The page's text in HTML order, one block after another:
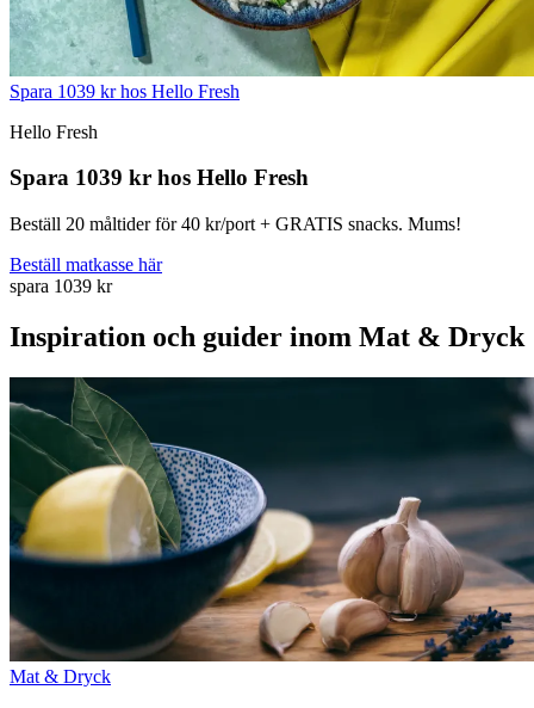
Spara 1039 kr hos Hello Fresh
Hello Fresh
Spara 1039 kr hos Hello Fresh
Beställ 20 måltider för 40 kr/port + GRATIS snacks. Mums!
Beställ matkasse här
spara 1039 kr
Inspiration och guider inom Mat & Dryck
Mat & Dryck